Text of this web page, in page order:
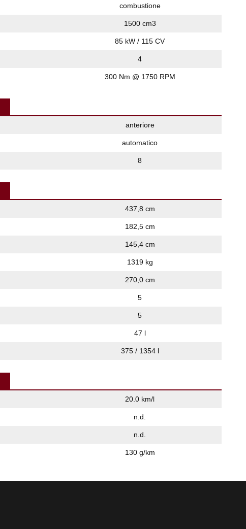
combustione
1500 cm3
85 kW / 115 CV
4
300 Nm @ 1750 RPM
anteriore
automatico
8
437,8 cm
182,5 cm
145,4 cm
1319 kg
270,0 cm
5
5
47 l
375 / 1354 l
20.0 km/l
n.d.
n.d.
130 g/km